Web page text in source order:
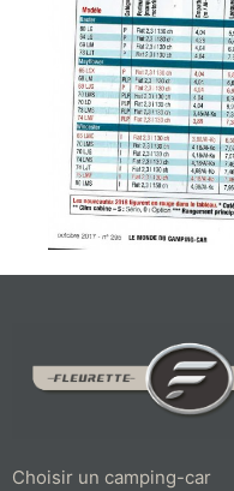
Choisir un camping-car